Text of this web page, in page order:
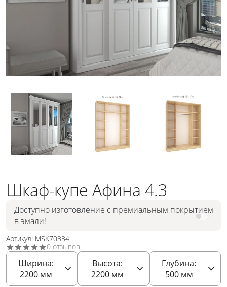
Шкаф-купе Афина 4.3
Доступно изготовление с премиальным покрытием
в эмали!
Артикул: MSK70334
0 отзывов
Ширина:
2200мм
Высота:
2200мм
Глубина:
500мм